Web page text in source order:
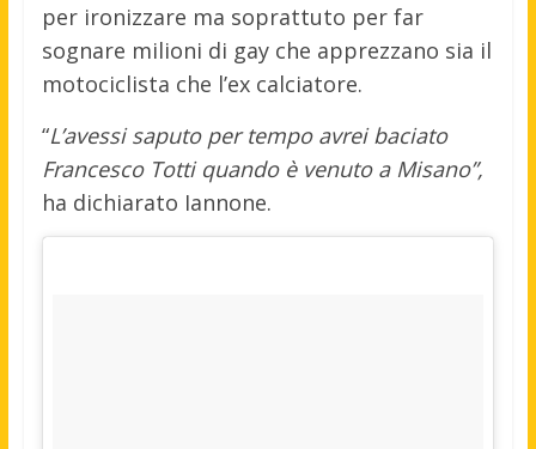
per ironizzare ma soprattuto per far
sognare milioni di gay che apprezzano sia il
motociclista che l’ex calciatore.
“L’avessi saputo per tempo avrei baciato
Francesco Totti quando è venuto a Misano”,
ha dichiarato Iannone.